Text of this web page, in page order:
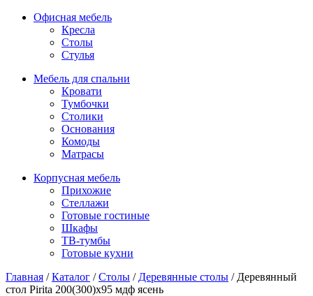
Офисная мебель
Кресла
Столы
Стулья
Мебель для спальни
Кровати
Тумбочки
Столики
Основания
Комоды
Матрасы
Корпусная мебель
Прихожие
Стеллажи
Готовые гостиные
Шкафы
ТВ-тумбы
Готовые кухни
Главная /Каталог /Столы / Деревянные столы / Деревянный
стол Pirita 200(300)x95 мдф ясень